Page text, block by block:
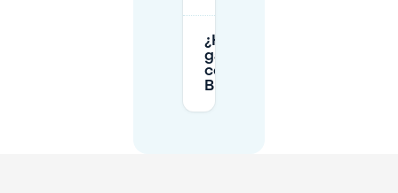
¿Hay
garajes
cerca de
Buitenhof?